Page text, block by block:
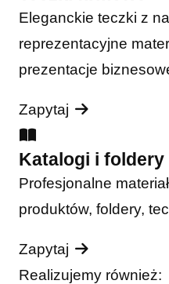
Eleganckie teczki z
reprezentacyjne
prezentacje
Zapytaj
Katalogi i foldery
Profesjonalne
produktów, foldery,
Zapytaj
Realizujemy również: